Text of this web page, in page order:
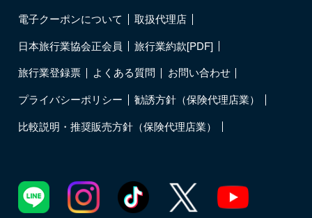
電子クーポンについて
取扱代理店
日本旅行業協会正会員
旅行業約款[PDF]
旅行業登録票
よくある質問
お問い合わせ
プライバシーポリシー
勧誘方針（保険代理店業）
比較説明・推奨販売方針（保険代理店業）